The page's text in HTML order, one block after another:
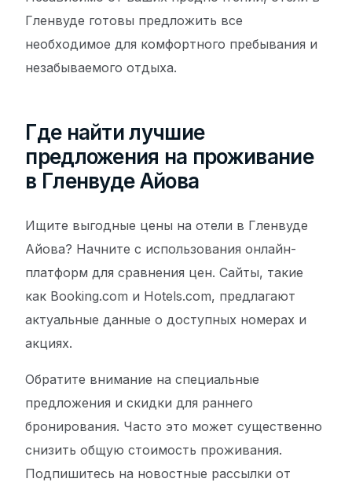
Гленвуде готовы предложить все
необходимое для комфортного пребывания и
незабываемого отдыха.
Где найти лучшие
предложения на проживание
в Гленвуде Айова
Ищите выгодные цены на отели в Гленвуде
Айова? Начните с использования онлайн-
платформ для сравнения цен. Сайты, такие
как Booking.com и Hotels.com, предлагают
актуальные данные о доступных номерах и
акциях.
Обратите внимание на специальные
предложения и скидки для раннего
бронирования. Часто это может существенно
снизить общую стоимость проживания.
Подпишитесь на новостные рассылки от